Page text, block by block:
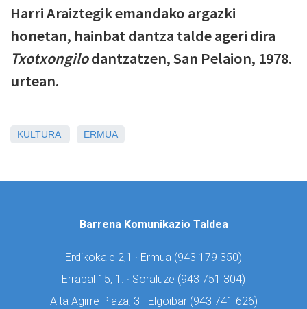
Harri Araiztegik emandako argazki
honetan, hainbat dantza talde ageri dira
Txotxongilodantzatzen, San Pelaion, 1978.
urtean.
KULTURA ERMUA
Barrena Komunikazio Taldea
Erdikokale 2,1 · Ermua (943 179 350)
Errabal 15, 1. · Soraluze (943 751 304)
Aita Agirre Plaza, 3 · Elgoibar (943 741 626)